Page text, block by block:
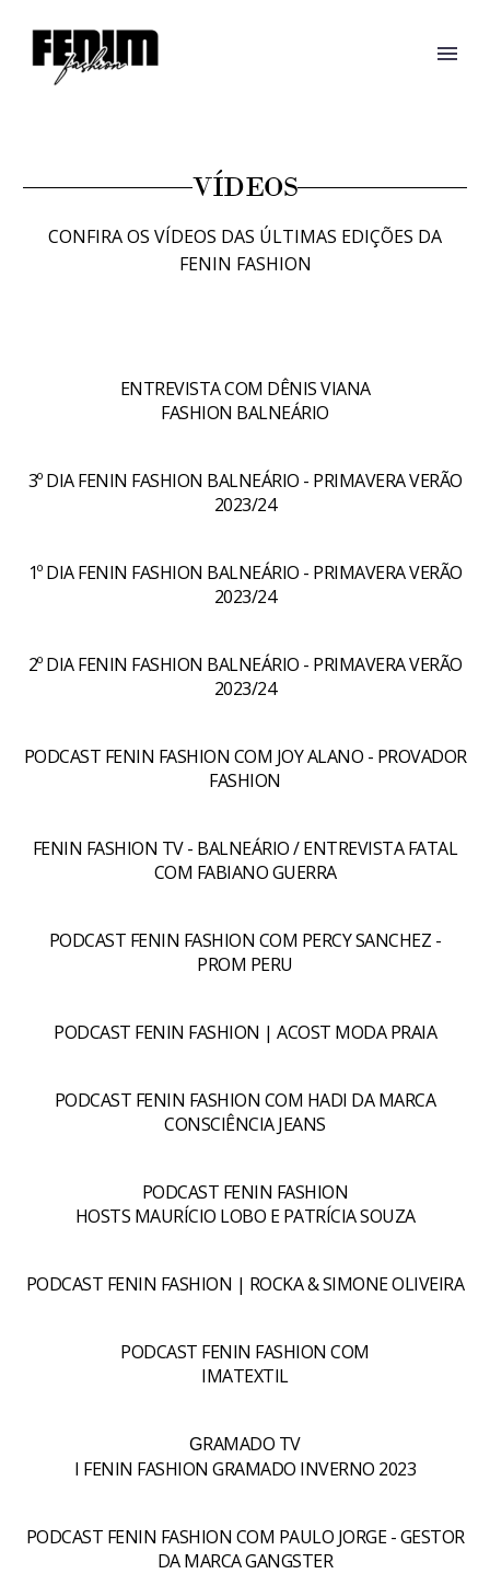
VÍDEOS
CONFIRA OS VÍDEOS DAS ÚLTIMAS EDIÇÕES DA
FENIN FASHION
ENTREVISTA COM DÊNIS VIANA
FASHION BALNEÁRIO
3º DIA FENIN FASHION BALNEÁRIO - PRIMAVERA VERÃO
2023/24
1º DIA FENIN FASHION BALNEÁRIO - PRIMAVERA VERÃO
2023/24
2º DIA FENIN FASHION BALNEÁRIO - PRIMAVERA VERÃO
2023/24
PODCAST FENIN FASHION COM JOY ALANO - PROVADOR
FASHION
FENIN FASHION TV - BALNEÁRIO / ENTREVISTA FATAL
COM FABIANO GUERRA
PODCAST FENIN FASHION COM PERCY SANCHEZ -
PROM PERU
PODCAST FENIN FASHION | ACOST MODA PRAIA
PODCAST FENIN FASHION COM HADI DA MARCA
CONSCIÊNCIA JEANS
PODCAST FENIN FASHION
HOSTS MAURÍCIO LOBO E PATRÍCIA SOUZA
PODCAST FENIN FASHION | ROCKA & SIMONE OLIVEIRA
PODCAST FENIN FASHION COM
IMATEXTIL
GRAMADO TV
I FENIN FASHION GRAMADO INVERNO 2023
PODCAST FENIN FASHION COM PAULO JORGE - GESTOR
DA MARCA GANGSTER